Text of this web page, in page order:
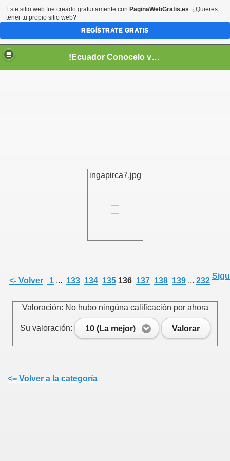
!Ecuador Conocelo vivelo!
ingapirca7.jpg
<- Volver 1 ... 133 134 135 136 137 138 139 ... 232
Valoración: No hubo ningúna calificación por ahora
Su valoración: 10 (La mejor) Valorar
<= Volver a la categoría
Este sitio web fue creado gratuitamente con PaginaWebGratis.es. ¿Quieres
tener tu propio sitio web?
REGÍSTRATE GRATIS